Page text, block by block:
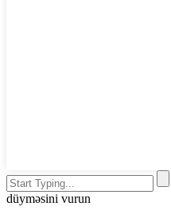
düyməsini vurun